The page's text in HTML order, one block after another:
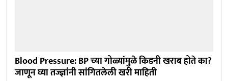
Blood Pressure: BP च्या गोळ्यांमुळे किडनी खराब होते का?
जाणून घ्या तज्ज्ञांनी सांगितलेली खरी माहिती